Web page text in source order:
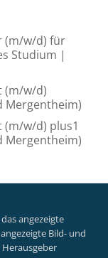
(m/w/d) für
Studium |
(m/w/d)
Mergentheim)
(m/w/d) plus1
Mergentheim)
angezeigte
Bild- und